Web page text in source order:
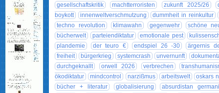
gesellschaftskritik
machtterroristen zukunft 2025/26
boykott
innenweltverschmutzung
dummheit in reinkultur
techno revolution
klimawahn gegenwehr
schöne
bücherwelt
parteiendiktatur emotionale pest
plandemie
der teuro € endspiel 26 -30
ärgernis
freiheit
bürgerkrieg systemcrash unvernunft
durchgeknallt
orwell 2026 verbrechen
ökodiktatur
mindcontrol narzißmus arbeitswelt
oskars
bücher + literatur
globalisierung
absurdistan